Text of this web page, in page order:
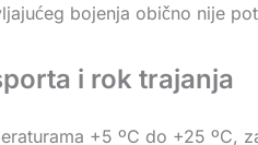
bojenja obično nije
i rok trajanja
+5 ºC do +25 ºC,